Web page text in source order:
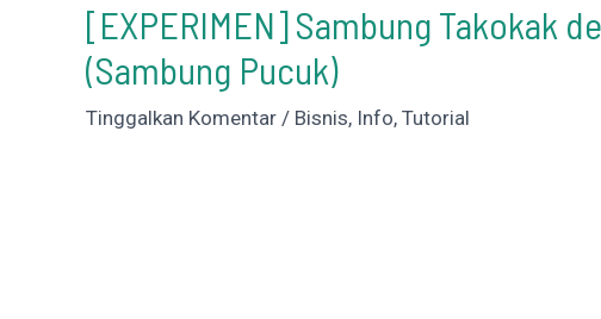
[EXPERIMEN] Sambung Takokak
(Sambung Pucuk)
Tinggalkan Komentar / Bisnis, Info, Tutorial